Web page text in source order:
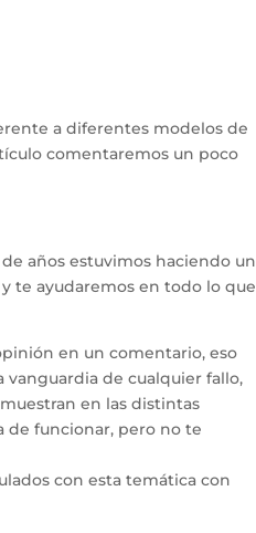
a diferentes modelos de
comentaremos un poco
años estuvimos haciendo un
te ayudaremos en todo lo que
en un comentario, eso
vanguardia de cualquier fallo,
en las distintas
de funcionar, pero no te
con esta temática con